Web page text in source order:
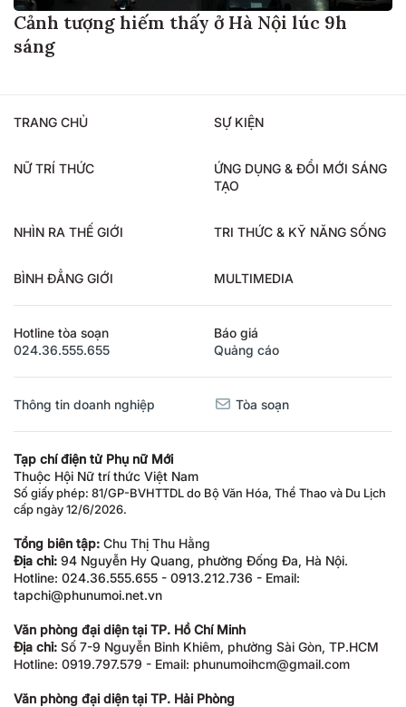
Cảnh tượng hiếm thấy ở Hà Nội lúc 9h
sáng
TRANG CHỦ SỰ KIỆN
NỮ TRÍ THỨC
ỨNG DỤNG & ĐỔI MỚI SÁNG
TẠO
NHÌN RA THẾ GIỚI TRI THỨC & KỸ NĂNG SỐNG
BÌNH ĐẲNG GIỚI MULTIMEDIA
Hotline tòa soạn
024.36.555.655
Báo giá
Quảng cáo
Thông tin doanh nghiệp Tòa soạn
Tạp chí điện tử Phụ nữ Mới
Thuộc Hội Nữ trí thức Việt Nam
Số giấy phép: 81/GP-BVHTTDL do Bộ Văn Hóa, Thể Thao và Du Lịch
cấp ngày 12/6/2026.
Tổng biên tập: Chu Thị Thu Hằng
Địa chỉ: 94 Nguyễn Hy Quang, phường Đống Đa, Hà Nội.
Hotline: 024.36.555.655 - 0913.212.736 - Email:
tapchi@phunumoi.net.vn
Văn phòng đại diện tại TP. Hồ Chí Minh
Địa chỉ: Số 7-9 Nguyễn Bỉnh Khiêm, phường Sài Gòn, TP.HCM
Hotline: 0919.797.579 - Email: phunumoihcm@gmail.com
Văn phòng đại diện tại TP. Hải Phòng